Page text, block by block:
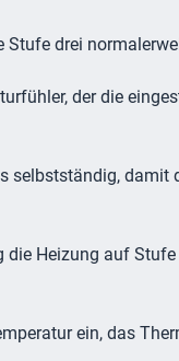
drei
der die
selbstständig, damit
die Heizung auf
ein, das